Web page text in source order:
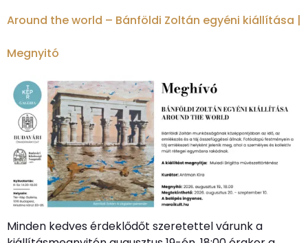
Around the world – Bánföldi Zoltán egyéni kiállítása |
Megnyitó
Minden kedves érdeklődőt szeretettel várunk a